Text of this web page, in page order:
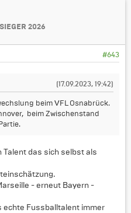
2026
#643
(17.09.2023, 19:42)
beim VFL Osnabrück.
beim Zwischenstand
Talent das sich selbst als
- erneut Bayern -
echte Fussballtalent immer